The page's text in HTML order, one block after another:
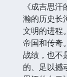
《成吉思
瀚的历史长
文明的进程
帝国和传奇
战绩，也不
的、足以